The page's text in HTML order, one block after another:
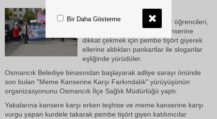
19 Ekim 2018 Cuma 18:48
Osmancık sağlık lisesi stajyer öğrencileri,
vatandaşlar birlikte meme kanserine
dikkat çekmek için pembe tişört giyerek
ellerine aldıkları pankartlar ile sloganlar
eşliğinde yürüdüler.
Osmancık Belediye binasından başlayarak adliye sarayı önünde
son bulan "Meme Kanserine Karşı Farkındalık" yürüyüşünün
organizasyonunu Osmancık İlçe Sağlık Müdürlüğü yaptı.
Yakalarına kansere karşı erken teşhise ve meme kanserine karşı
vurgu yapan kurdele takarak pembe tişört giyen katılımcılar
Bir Daha Gösterme